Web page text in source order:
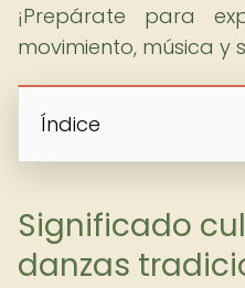
¡Prepárate para
movimiento, música y
Índice
Significado
danzas